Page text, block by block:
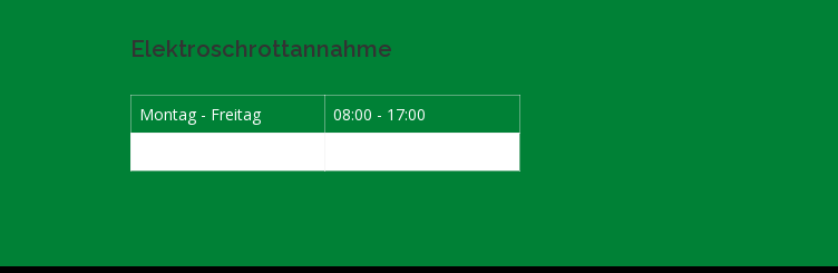
Elektroschrottannahme
Montag - Freitag
08:00 - 17:00